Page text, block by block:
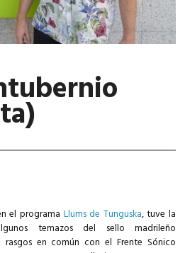
el programa Llums de Tunguska, tuve la
temazos del sello madrileño
en común con el Frente Sónico